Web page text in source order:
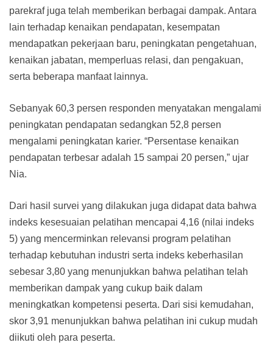
parekraf juga telah memberikan berbagai dampak. Antara
lain terhadap kenaikan pendapatan, kesempatan
mendapatkan pekerjaan baru, peningkatan pengetahuan,
kenaikan jabatan, memperluas relasi, dan pengakuan,
serta beberapa manfaat lainnya.
Sebanyak 60,3 persen responden menyatakan mengalami
peningkatan pendapatan sedangkan 52,8 persen
mengalami peningkatan karier. “Persentase kenaikan
pendapatan terbesar adalah 15 sampai 20 persen,” ujar
Nia.
Dari hasil survei yang dilakukan juga didapat data bahwa
indeks kesesuaian pelatihan mencapai 4,16 (nilai indeks
5) yang mencerminkan relevansi program pelatihan
terhadap kebutuhan industri serta indeks keberhasilan
sebesar 3,80 yang menunjukkan bahwa pelatihan telah
memberikan dampak yang cukup baik dalam
meningkatkan kompetensi peserta. Dari sisi kemudahan,
skor 3,91 menunjukkan bahwa pelatihan ini cukup mudah
diikuti oleh para peserta.